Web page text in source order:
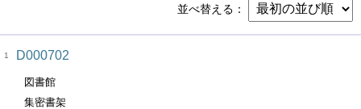
並べ替える
1 D000702
図書館
集密書架